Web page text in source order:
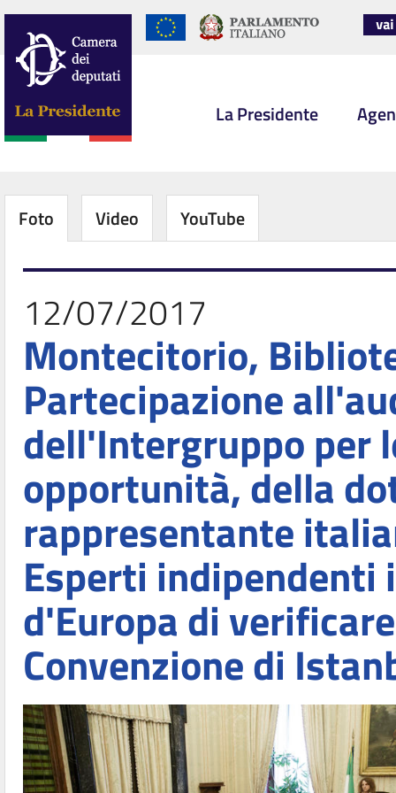
La Presidente
Foto Video YouTube
12/07/2017
Montecitorio,
Partecipazione
dell'Intergruppo per
opportunità, della
rappresentante
Esperti indipendenti
d'Europa di
Convenzione di